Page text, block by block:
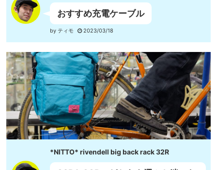
おすすめ充電ケーブル
by ティモ 2023/03/18
*NITTO* rivendell big back rack 32R